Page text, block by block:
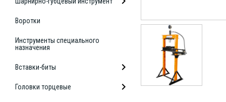
Воротки
Инструменты специального
назначения
Вставки-биты
Головки торцевые